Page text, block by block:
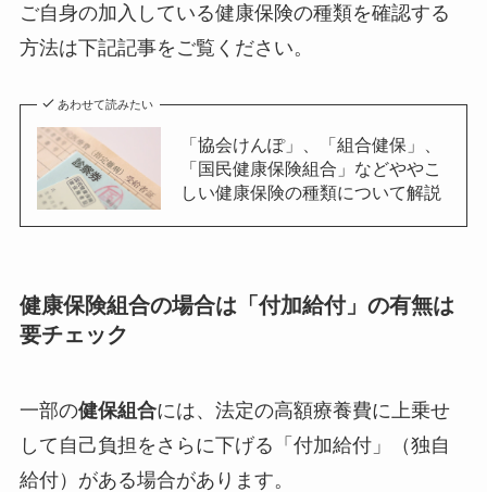
ご自身の加入している健康保険の種類を確認する
方法は下記記事をご覧ください。
あわせて読みたい
「協会けんぽ」、「組合健保」、
「国民健康保険組合」などややこ
しい健康保険の種類について解説
健康保険組合の場合は「付加給付」の有無は
要チェック
一部の健保組合には、法定の高額療養費に上乗せ
して自己負担をさらに下げる「付加給付」（独自
給付）がある場合があります。